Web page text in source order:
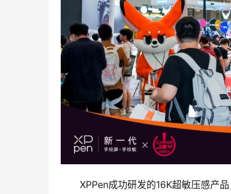
XPPen成功研发的16K超敏压感产